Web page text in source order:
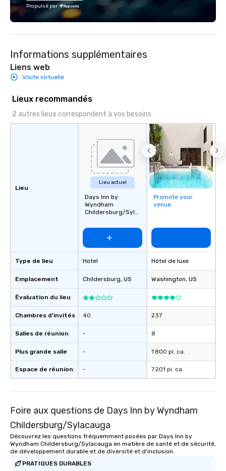
Propulsé par
Informations supplémentaires
Liens web
Visite virtuelle
Lieux recommandés
2 autres lieux correspondent à vos besoins
Lieu
Type de lieu
Emplacement
Évaluation du lieu
Chambres d'invités
Salles de réunion
Plus grande salle
Espace de réunion
Lieu actuel
Days Inn by
Wyndham
Childersburg/Syla
Hotel
Childersburg, US
40
-
-
-
Promote your
venue
Hôtel de luxe
Washington, US
237
8
1 800 pi. ca.
7 201 pi. ca.
Foire aux questions de Days Inn by Wyndham
Childersburg/Sylacauga
Découvrez les questions fréquemment posées par Days Inn by
Wyndham Childersburg/Sylacauga en matière de santé et de sécurité,
de développement durable et de diversité et d'inclusion.
PRATIQUES DURABLES